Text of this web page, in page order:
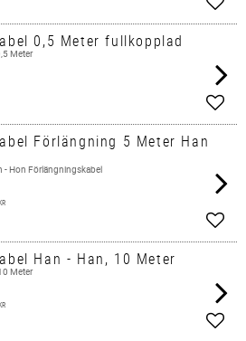
0,5 Meter fullkopplad
Meter
Förlängning 5 Meter Han
- Hon Förlängningskabel
Han - Han, 10 Meter
Meter